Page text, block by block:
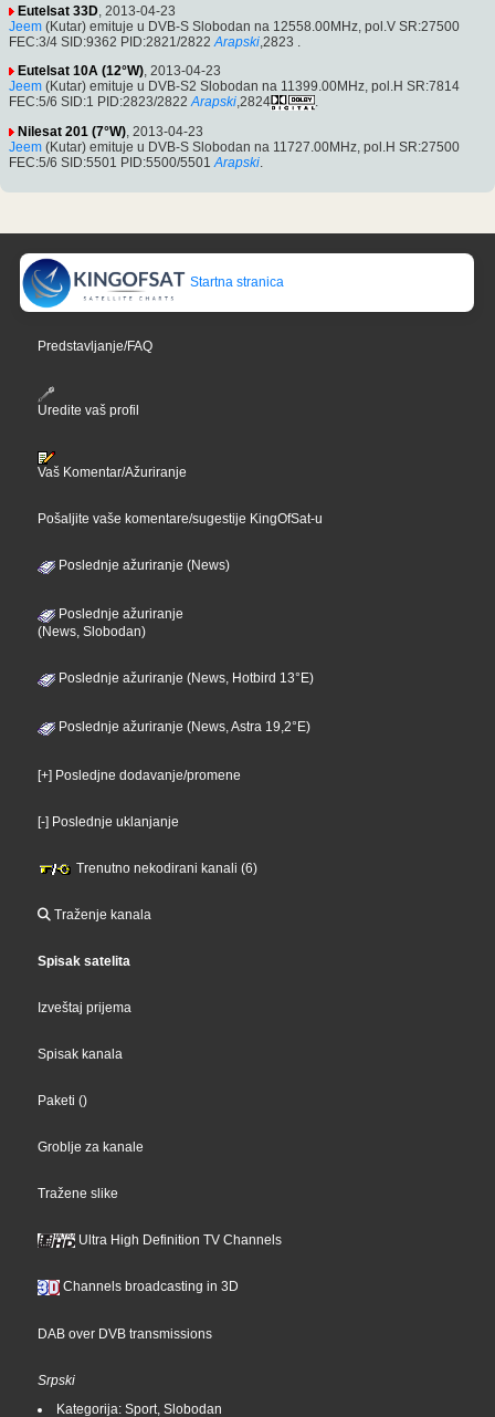
Eutelsat 33D, 2013-04-23
Jeem (Kutar) emituje u DVB-S Slobodan na 12558.00MHz, pol.V SR:27500
FEC:3/4 SID:9362 PID:2821/2822 Arapski,2823 .
Eutelsat 10A (12°W), 2013-04-23
Jeem (Kutar) emituje u DVB-S2 Slobodan na 11399.00MHz, pol.H SR:7814
FEC:5/6 SID:1 PID:2823/2822 Arapski,2824
.
Nilesat 201 (7°W), 2013-04-23
Jeem (Kutar) emituje u DVB-S Slobodan na 11727.00MHz, pol.H SR:27500
FEC:5/6 SID:5501 PID:5500/5501 Arapski.
Startna stranica
Predstavljanje/FAQ
Uredite vaš profil
Vaš Komentar/Ažuriranje
Pošaljite vaše komentare/sugestije KingOfSat-u
Poslednje ažuriranje (News)
Poslednje ažuriranje
(News, Slobodan)
Poslednje ažuriranje (News, Hotbird 13°E)
Poslednje ažuriranje (News, Astra 19,2°E)
[+] Posledjne dodavanje/promene
[-] Poslednje uklanjanje
Trenutno nekodirani kanali (6)
Traženje kanala
Spisak satelita
Izveštaj prijema
Spisak kanala
Paketi ()
Groblje za kanale
Tražene slike
Ultra High Definition TV Channels
Channels broadcasting in 3D
DAB over DVB transmissions
Srpski
Kategorija: Sport, Slobodan